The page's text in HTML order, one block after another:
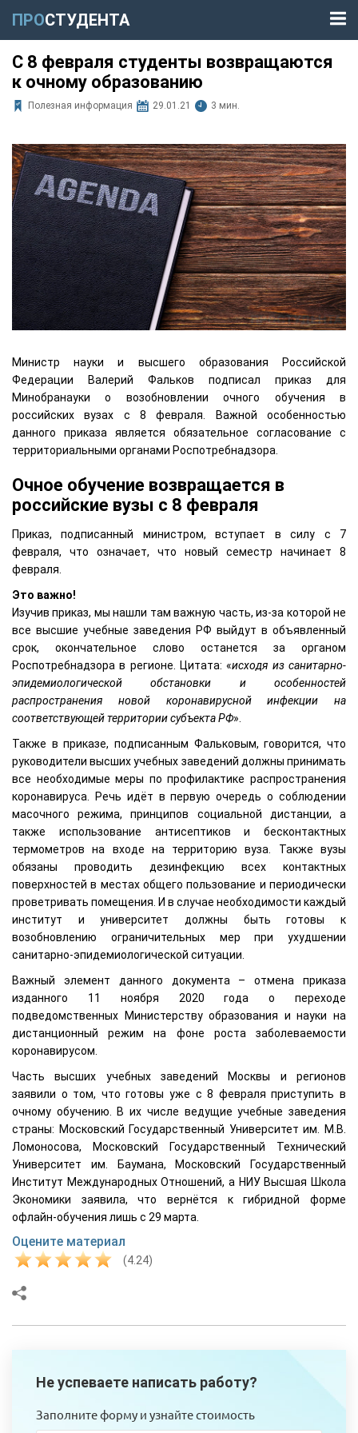
ПРОСТУДЕНТА
С 8 февраля студенты возвращаются
к очному образованию
Полезная информация 29.01.21 3 мин.
Министр науки и высшего образования Российской
Федерации Валерий Фальков подписал приказ для
Минобранауки о возобновлении очного обучения в
российских вузах с 8 февраля. Важной особенностью
данного приказа является обязательное согласование с
территориальными органами Роспотребнадзора.
Очное обучение возвращается в
российские вузы с 8 февраля
Приказ, подписанный министром, вступает в силу с 7
февраля, что означает, что новый семестр начинает 8
февраля.
Это важно!
Изучив приказ, мы нашли там важную часть, из-за которой не
все высшие учебные заведения РФ выйдут в объявленный
срок, окончательное слово останется за органом
Роспотребнадзора в регионе. Цитата: «исходя из санитарно-
эпидемиологической обстановки и особенностей
распространения новой коронавирусной инфекции на
соответствующей территории субъекта РФ».
Также в приказе, подписанным Фальковым, говорится, что
руководители высших учебных заведений должны принимать
все необходимые меры по профилактике распространения
коронавируса. Речь идёт в первую очередь о соблюдении
масочного режима, принципов социальной дистанции, а
также использование антисептиков и бесконтактных
термометров на входе на территорию вуза. Также вузы
обязаны проводить дезинфекцию всех контактных
поверхностей в местах общего пользование и периодически
проветривать помещения. И в случае необходимости каждый
институт и университет должны быть готовы к
возобновлению ограничительных мер при ухудшении
санитарно-эпидемиологической ситуации.
Важный элемент данного документа – отмена приказа
изданного 11 ноября 2020 года о переходе
подведомственных Министерству образования и науки на
дистанционный режим на фоне роста заболеваемости
коронавирусом.
Часть высших учебных заведений Москвы и регионов
заявили о том, что готовы уже с 8 февраля приступить в
очному обучению. В их числе ведущие учебные заведения
страны: Московский Государственный Университет им. М.В.
Ломоносова, Московский Государственный Технический
Университет им. Баумана, Московский Государственный
Институт Международных Отношений, а НИУ Высшая Школа
Экономики заявила, что вернётся к гибридной форме
офлайн-обучения лишь с 29 марта.
Оцените материал
(4.24)
Не успеваете написать работу?
Заполните форму и узнайте стоимость